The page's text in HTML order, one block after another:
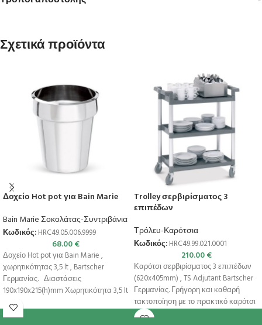
Σχετικά προϊόντα
Δοχείο Hot pot για Bain Marie
Bain Marie Σοκολάτας-Συντριβάνια
Κωδικός: HRC49.05.006.9999
68.00€
Δοχείο Hot pot για Bain Marie ,
χωρητικότητας 3,5 lt , Bartscher
Γερμανίας. Διαστάσεις
190x190x215(h)mm Χωρητικότητα 3,5 lt
Βάρος 0,54
Trolley σερβιρίσματος 3
επιπέδων
Τρόλευ-Καρότσια
Κωδικός: HRC49.99.021.0001
210.00€
Καρότσι σερβιρίσματος 3 επιπέδων
(620x405mm) , TS Adjutant Bartscher
Γερμανίας. Γρήγορη και καθαρή
τακτοποίηση με το πρακτικό καρότσι
μεταφοράς. Ιδανικό για